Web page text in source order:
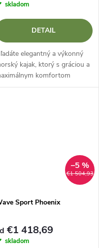
skladom
DETAIL
elegantný a výkonný
kajak, ktorý s gráciou a
komfortom
aj náročnejšie
€1 504,93
–5 %
Sport Phoenix
€1 418,69
skladom